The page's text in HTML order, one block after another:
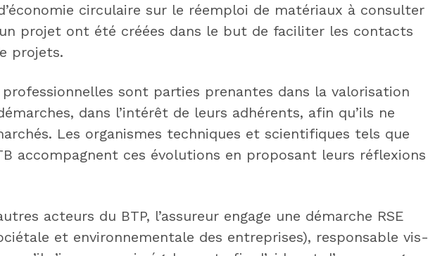
circulaire sur le réemploi de matériaux à consulter
projet ont été créées dans le but de faciliter les contacts
projets.
sont parties prenantes dans la valorisation
dans l’intérêt de leurs adhérents, afin qu’ils ne
Les organismes techniques et scientifiques tels que
accompagnent ces évolutions en proposant leurs réflexions
acteurs du BTP, l’assureur engage une démarche RSE
et environnementale des entreprises), responsable vis-